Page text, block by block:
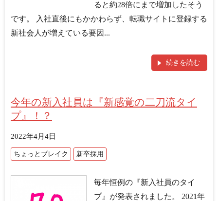
ると約28倍にまで増加したそう
です。 入社直後にもかかわらず、転職サイトに登録する
新社会人が増えている要因...
続きを読む
今年の新入社員は『新感覚の二刀流タイ
プ』！？
2022年4月4日
ちょっとブレイク 新卒採用
毎年恒例の『新入社員のタイ
プ』が発表されました。 2021年